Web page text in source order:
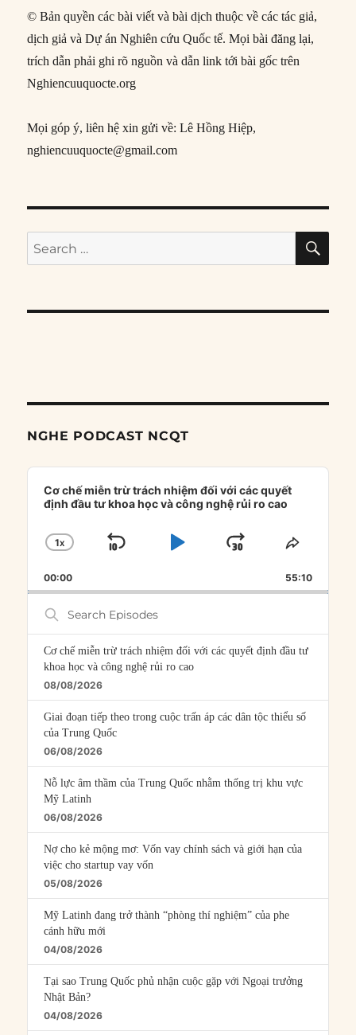
© Bản quyền các bài viết và bài dịch thuộc về các tác giả,
dịch giả và Dự án Nghiên cứu Quốc tế. Mọi bài đăng lại,
trích dẫn phải ghi rõ nguồn và dẫn link tới bài gốc trên
Nghiencuuquocte.org
Mọi góp ý, liên hệ xin gửi về: Lê Hồng Hiệp,
nghiencuuquocte@gmail.com
Search
for:
NGHE PODCAST NCQT
Audio
Player
Cơ chế miễn trừ trách nhiệm đối với các quyết
định đầu tư khoa học và công nghệ rủi ro cao
CHANGE
RATE
1X
SKIP
PLAYJUMP
FORWARD
SHARE
00:00 55:10
Search
Episodes
Cơ chế miễn trừ trách nhiệm đối với các quyết định đầu tư
khoa học và công nghệ rủi ro cao
08/08/2026
Giai đoạn tiếp theo trong cuộc trấn áp các dân tộc thiểu số
của Trung Quốc
06/08/2026
Nỗ lực âm thầm của Trung Quốc nhằm thống trị khu vực
Mỹ Latinh
06/08/2026
Nợ cho kẻ mộng mơ: Vốn vay chính sách và giới hạn của
việc cho startup vay vốn
05/08/2026
Mỹ Latinh đang trở thành “phòng thí nghiệm” của phe
cánh hữu mới
04/08/2026
Tại sao Trung Quốc phủ nhận cuộc gặp với Ngoại trưởng
Nhật Bản?
04/08/2026